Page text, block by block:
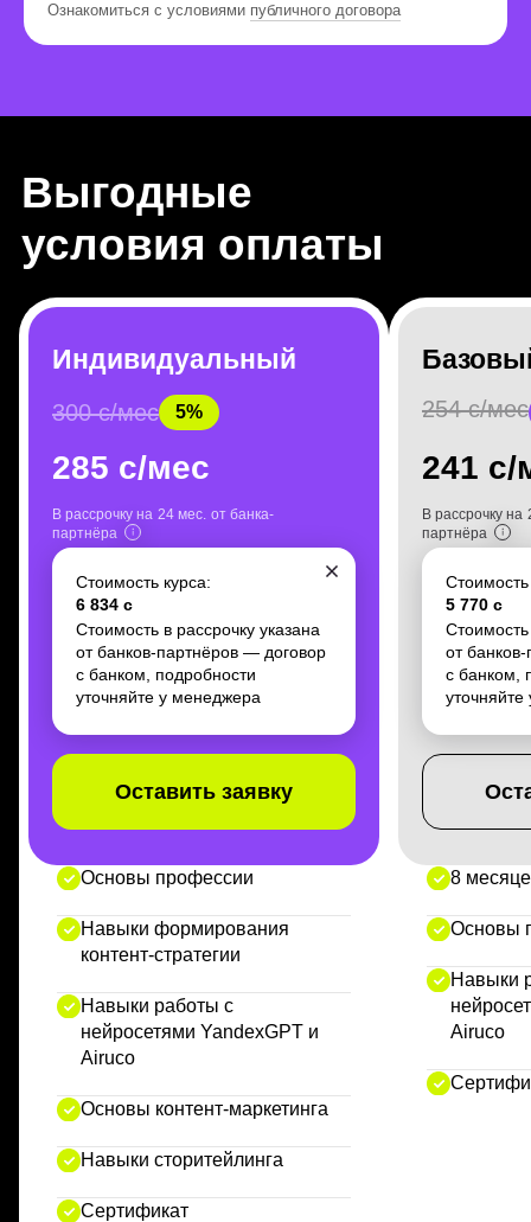
Ознакомиться с условиями публичного договора
254 с/мес
241 с/
В рассрочку на
партнёра
Стоимость
5 770 с
Стоимость
от
с банком,
8
Основы
Навыки
Airuco
Индивидуальный
300 с/мес 5%
285 с/мес
В рассрочку на 24 мес. от банка-
партнёра
Стоимость курса:
6 834 с
Стоимость в рассрочку указана
от банков-партнёров — договор
с банком, подробности
уточняйте у менеджера
Оставить заявку
Основы профессии
Навыки формирования
контент-стратегии
Навыки работы с
нейросетями YandexGPT и
Airuco
Основы контент-маркетинга
Навыки сторитейлинга
Сертификат
помогает сделать лучше
HR-консультант
Помогает в поиске работы: от плана
Служба заботы
Помогает с вопросами по платформе
и прохождению курса